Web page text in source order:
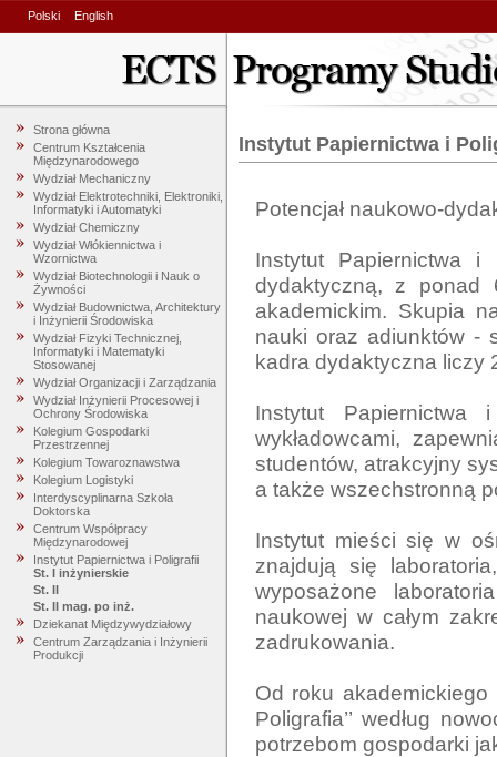
Polski English
Strona główna
Centrum Kształcenia
Międzynarodowego
Wydział Mechaniczny
Wydział Elektrotechniki, Elektroniki,
Informatyki i Automatyki
Wydział Chemiczny
Wydział Włókiennictwa i
Wzornictwa
Wydział Biotechnologii i Nauk o
Żywności
Wydział Budownictwa, Architektury
i Inżynierii Środowiska
Wydział Fizyki Technicznej,
Informatyki i Matematyki
Stosowanej
Wydział Organizacji i Zarządzania
Wydział Inżynierii Procesowej i
Ochrony Środowiska
Kolegium Gospodarki
Przestrzennej
Kolegium Towaroznawstwa
Kolegium Logistyki
Interdyscyplinarna Szkoła
Doktorska
Centrum Współpracy
Międzynarodowej
Instytut Papiernictwa i Poligrafii
St. I inżynierskie
St. II
St. II mag. po inż.
Dziekanat Międzywydziałowy
Centrum Zarządzania i Inżynierii
Produkcji
Instytut Papiernictwa i
Potencjał naukowo-
Instytut Papiernictwa
dydaktyczną, z ponad
akademickim. Skupia
nauki oraz adiunktów -
kadra dydaktyczna liczy
Instytut
wykładowcami,
studentów, atrakcyjny
a także wszechstronną
Instytut mieści się w
znajdują się
wyposażone
naukowej w całym
zadrukowania.
Od roku
Poligrafia’’ według